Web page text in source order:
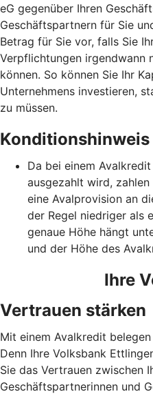
eG gegenüber Ihren
Geschäftspartnern für Sie
Betrag für Sie vor, falls Sie
Verpflichtungen irgendwann
können. So können Sie Ihr
Unternehmens investieren,
zu müssen.
Konditionshinweis
Da bei einem
ausgezahlt wird,
eine Avalprovision an
der Regel niedriger als
genaue Höhe hängt
und der Höhe des
Ihre
Vertrauen stärken
Mit einem Avalkredit
Denn Ihre Volksbank
Sie das Vertrauen zwischen
Geschäftspartnerinnen und